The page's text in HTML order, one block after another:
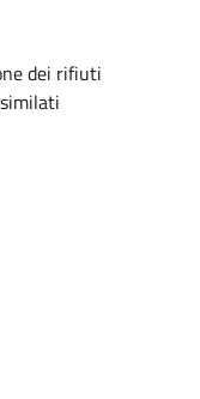
dei rifiuti